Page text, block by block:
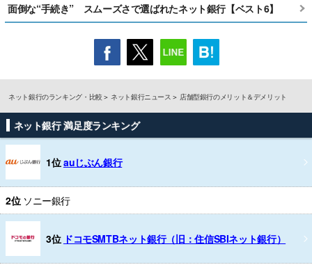
面倒な“手続き” スムーズさで選ばれたネット銀行【ベスト6】
ネット銀行のランキング・比較 ネット銀行ニュース 店舗型銀行のメリット＆デメリット
ネット銀行 満足度ランキング
1位auじぶん銀行
2位 ソニー銀行
3位 ドコモSMTBネット銀行（旧：住信SBIネット銀行）